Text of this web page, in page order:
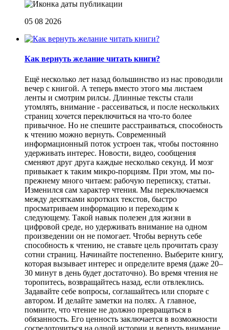
05 08 2026
Как вернуть желание читать книги?
Eщё несколько лет назад большинство из нас проводили
вечер с книгой. А теперь вместо этого мы листаем
ленты и смотрим рилсы. Длинные тексты стали
утомлять, внимание - рассеиваться, и после нескольких
страниц хочется переключиться на что-то более
привычное. Но не спешите расстраиваться, способность
к чтению можно вернуть. Современный
информационный поток устроен так, чтобы постоянно
удерживать интерес. Новости, видео, сообщения
сменяют друг друга каждые несколько секунд. И мозг
привыкает к таким микро-порциям. При этом, мы по-
прежнему много читаем: рабочую переписку, статьи.
Изменился сам характер чтения. Мы переключаемся
между десятками коротких текстов, быстро
просматриваем информацию и переходим к
следующему. Такой навык полезен для жизни в
цифровой среде, но удерживать внимание на одном
произведении он не помогает. Чтобы вернуть себе
способность к чтению, не ставьте цель прочитать сразу
сотни страниц. Начинайте постепенно. Выберите книгу,
которая вызывает интерес и определите время (даже 20–
30 минут в день будет достаточно). Во время чтения не
торопитесь, возвращайтесь назад, если отвлеклись.
Задавайте себе вопросы, соглашайтесь или спорьте с
автором. И делайте заметки на полях. А главное,
помните, что чтение не должно превращаться в
обязанность. Его ценность заключается в возможности
сосредоточиться на одной истории и вернуть внимание,